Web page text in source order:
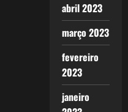
abril 2023
março 2023
fevereiro
2023
janeiro